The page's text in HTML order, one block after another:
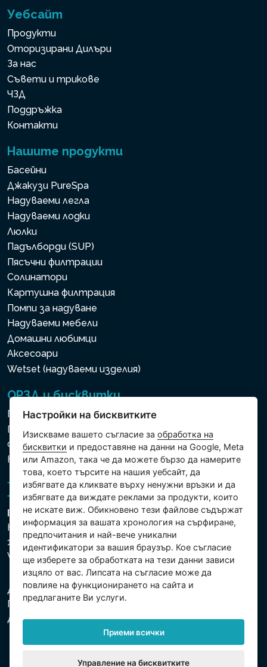
Уебсайт
Продукти
Оторизирани Дилъри
За нас
Съвети и трикове
ЧЗД
Поддръжка
Контакти
Нашите продукти
Басейни
Джакузи PureSpa
Надуваеми легла
Надуваеми лодки
Люлки
Падълборди (SUP)
Пясъчни филтрации
Солинатори
Картушна филтрация
Помпи за надуване
Надуваеми мебели
Домашни любимци
Аксесоари
Wetset (надуваеми изделия)
ОРЗД и бисквитки
Политика за използване на бисквитки
Политика за защита на личните и други
обработвани данни
Настройки на бисквитките
Intex Trading, s.r.o.
Hradecká 2526/3
130 00 Praha 3
Vinohrady - Česká republika
Дружеството е регистрирано в Градския съд в
Прага, раздел С, партида 74759. Ид.№: 26150808,
Данъчен Ид.№: CZ26150808.
Настройки на бисквитките
Изискваме вашето съгласие заобработка на
бисквитки и предоставяне на данни на Google, Meta
или Amazon, така че да можете бързо да намерите
това, което търсите на нашия уебсайт, да
избягвате да кликвате върху ненужни връзки и да
избягвате да виждате реклами за продукти, които
не искате виж. Обикновено тези файлове съдържат
информация за вашата хронология на сърфиране,
предпочитания и най-вече уникални
идентификатори за вашия браузър. Кое съгласие
ще изберете за обработката на тези данни зависи
изцяло от вас. Липсата на съгласие може да
повлияе на функционирането на сайта и
предлаганите Ви услуги.
Приеми всички
Управление на бисквитките